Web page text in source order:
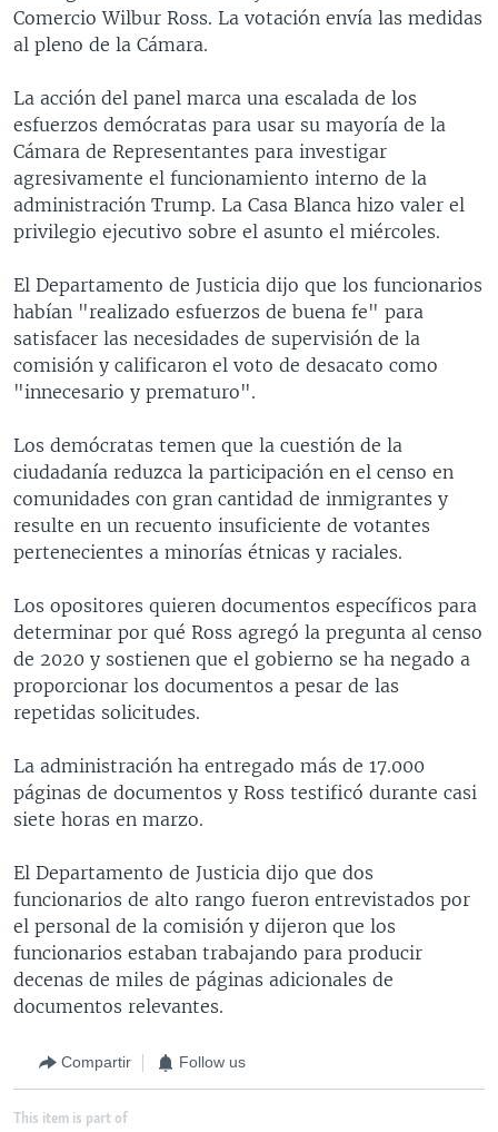
Comercio Wilbur Ross. La votación envía las medidas
al pleno de la Cámara.
La acción del panel marca una escalada de los
esfuerzos demócratas para usar su mayoría de la
Cámara de Representantes para investigar
agresivamente el funcionamiento interno de la
administración Trump. La Casa Blanca hizo valer el
privilegio ejecutivo sobre el asunto el miércoles.
El Departamento de Justicia dijo que los funcionarios
habían "realizado esfuerzos de buena fe" para
satisfacer las necesidades de supervisión de la
comisión y calificaron el voto de desacato como
"innecesario y prematuro".
Los demócratas temen que la cuestión de la
ciudadanía reduzca la participación en el censo en
comunidades con gran cantidad de inmigrantes y
resulte en un recuento insuficiente de votantes
pertenecientes a minorías étnicas y raciales.
Los opositores quieren documentos específicos para
determinar por qué Ross agregó la pregunta al censo
de 2020 y sostienen que el gobierno se ha negado a
proporcionar los documentos a pesar de las
repetidas solicitudes.
La administración ha entregado más de 17.000
páginas de documentos y Ross testificó durante casi
siete horas en marzo.
El Departamento de Justicia dijo que dos
funcionarios de alto rango fueron entrevistados por
el personal de la comisión y dijeron que los
funcionarios estaban trabajando para producir
decenas de miles de páginas adicionales de
documentos relevantes.
Compartir Follow us
This item is part of